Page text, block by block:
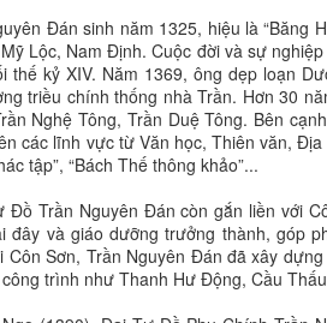
Đán sinh năm 1325, hiệu là “Băng
Lộc, Nam Định. Cuộc đời và sự
thế kỷ XIV. Năm 1369, ông dẹp loạn
triều chính thống nhà Trần. Hơn 30
Nghệ Tông, Trần Duệ Tông. Bên
các lĩnh vực từ Văn học, Thiên văn,
tập”, “Bách Thế thông khảo”...
Trần Nguyên Đán còn gắn liền với
đây và giáo dưỡng trưởng thành, góp
Côn Sơn, Trần Nguyên Đán đã xây
trình như Thanh Hư Động, Cầu